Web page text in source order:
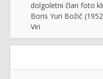
dolgoletni član foto
Boris Yuri Božič
Viri